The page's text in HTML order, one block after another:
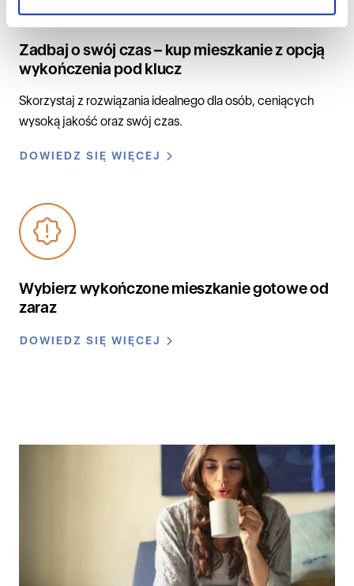
Zadbaj o swój czas – kup mieszkanie z opcją
wykończenia pod klucz
Skorzystaj z rozwiązania idealnego dla osób, ceniących
wysoką jakość oraz swój czas.
DOWIEDZ SIĘ WIĘCEJ
Wybierz wykończone mieszkanie gotowe od
zaraz
DOWIEDZ SIĘ WIĘCEJ